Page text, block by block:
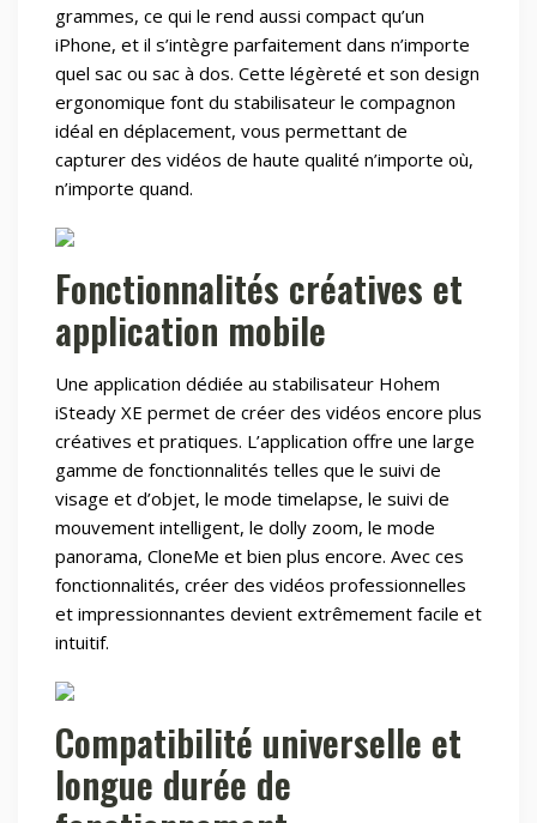
grammes, ce qui le rend aussi compact qu’un
iPhone, et il s’intègre parfaitement dans n’importe
quel sac ou sac à dos. Cette légèreté et son design
ergonomique font du stabilisateur le compagnon
idéal en déplacement, vous permettant de
capturer des vidéos de haute qualité n’importe où,
n’importe quand.
Fonctionnalités créatives et
application mobile
Une application dédiée au stabilisateur Hohem
iSteady XE permet de créer des vidéos encore plus
créatives et pratiques. L’application offre une large
gamme de fonctionnalités telles que le suivi de
visage et d’objet, le mode timelapse, le suivi de
mouvement intelligent, le dolly zoom, le mode
panorama, CloneMe et bien plus encore. Avec ces
fonctionnalités, créer des vidéos professionnelles
et impressionnantes devient extrêmement facile et
intuitif.
Compatibilité universelle et
longue durée de